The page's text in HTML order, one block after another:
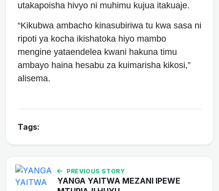
utakapoisha hivyo ni muhimu kujua itakuaje.
“Kikubwa ambacho kinasubiriwa tu kwa sasa ni
ripoti ya kocha ikishatoka hiyo mambo
mengine yataendelea kwani hakuna timu
ambayo haina hesabu za kuimarisha kikosi,”
alisema.
Tags:
PREVIOUS STORY
YANGA YAITWA MEZANI IPEWE